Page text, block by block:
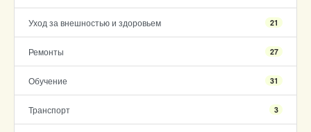
Уход за внешностью и здоровьем 21
Ремонты 27
Обучение 31
Транспорт 3